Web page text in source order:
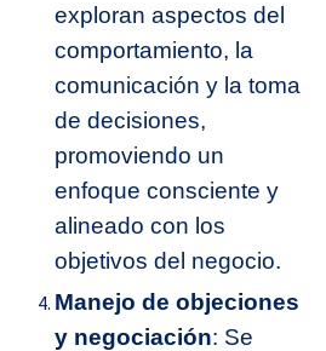
exploran aspectos del
comportamiento, la
comunicación y la toma
de decisiones,
promoviendo un
enfoque consciente y
alineado con los
objetivos del negocio.
Manejo de objeciones
y negociación: Se